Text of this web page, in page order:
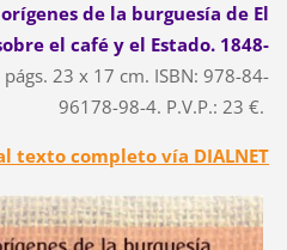
orígenes de la burguesía de El
el café y el Estado. 1848-
23 x 17 cm. ISBN: 978-84-
96178-98-4. P.V.P.: 23 €.
texto completo vía DIALNET